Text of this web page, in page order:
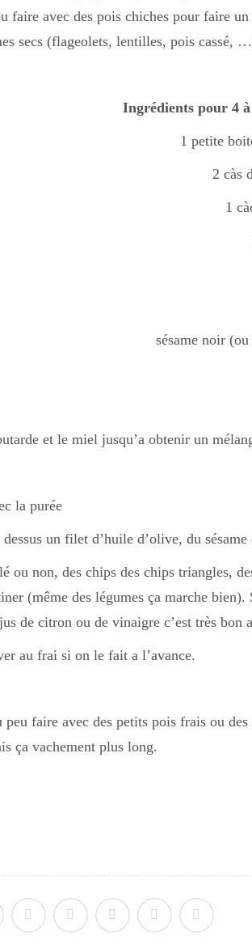
faire avec des pois chiches pour faire
secs (flageolets, lentilles, pois cassé,
Ingrédients pour 4 à
1 petite
2 càs
1
sésame noir
et le miel jusqu’a obtenir un
la purée
un filet d’huile d’olive, du
ou non, des chips des chips triangles,
(même des légumes ça marche
de citron ou de vinaigre c’est très bon
au frai si on le fait a l’avance.
faire avec des petits pois frais ou des
ça vachement plus long.